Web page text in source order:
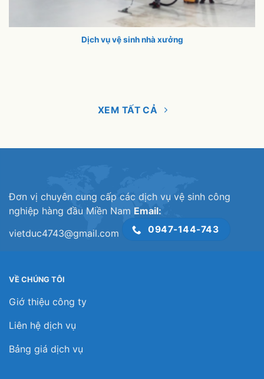
Dịch vụ vệ sinh nhà xưởng
XEM TẤT CẢ
Đơn vị chuyên cung cấp các dịch vụ vệ sinh công
nghiệp hàng đầu Miền Nam Email:
vietduc4743@gmail.com
0947-144-743
VỀ CHÚNG TÔI
Giớ thiệu công ty
Liên hệ dịch vụ
Bảng giá dịch vụ